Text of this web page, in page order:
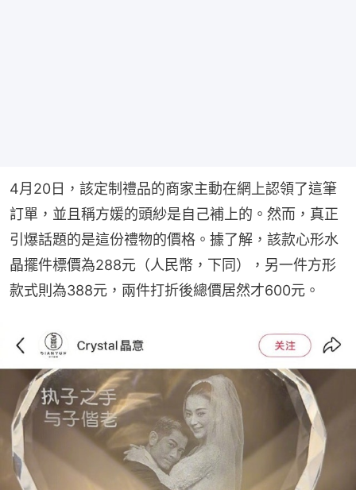
4月20日，該定制禮品的商家主動在網上認領了這筆
訂單，並且稱方媛的頭紗是自己補上的。然而，真正
引爆話題的是這份禮物的價格。據了解，該款心形水
晶擺件標價為288元（人民幣，下同），另一件方形
款式則為388元，兩件打折後總價居然才600元。